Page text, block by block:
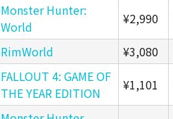
Monster Hunter:
World
¥2,990
RimWorld ¥3,080
FALLOUT 4: GAME OF
THE YEAR EDITION
¥1,101